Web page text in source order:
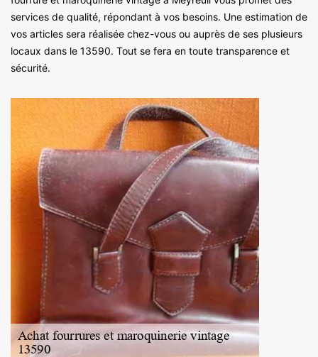
services de qualité, répondant à vos besoins. Une estimation de
vos articles sera réalisée chez-vous ou auprès de ses plusieurs
locaux dans le 13590. Tout se fera en toute transparence et
sécurité.